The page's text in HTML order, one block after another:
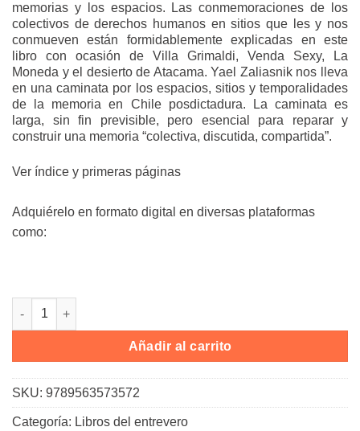
memorias y los espacios. Las conmemoraciones de los
colectivos de derechos humanos en sitios que les y nos
conmueven están formidablemente explicadas en este
libro con ocasión de Villa Grimaldi, Venda Sexy, La
Moneda y el desierto de Atacama. Yael Zaliasnik nos lleva
en una caminata por los espacios, sitios y temporalidades
de la memoria en Chile posdictadura. La caminata es
larga, sin fin previsible, pero esencial para reparar y
construir una memoria “colectiva, discutida, compartida”.
Ver índice y primeras páginas
Adquiérelo en formato digital en diversas plataformas
como:
Memoriales vivos cantidad
Añadir al carrito
SKU: 9789563573572
Categoría: Libros del entrevero